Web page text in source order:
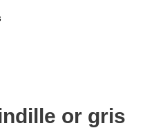
or gris